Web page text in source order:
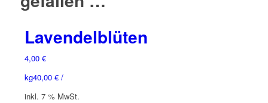
Lavendelblüten
4,00 €
40,00 €/
kg
inkl. 7 % MwSt.